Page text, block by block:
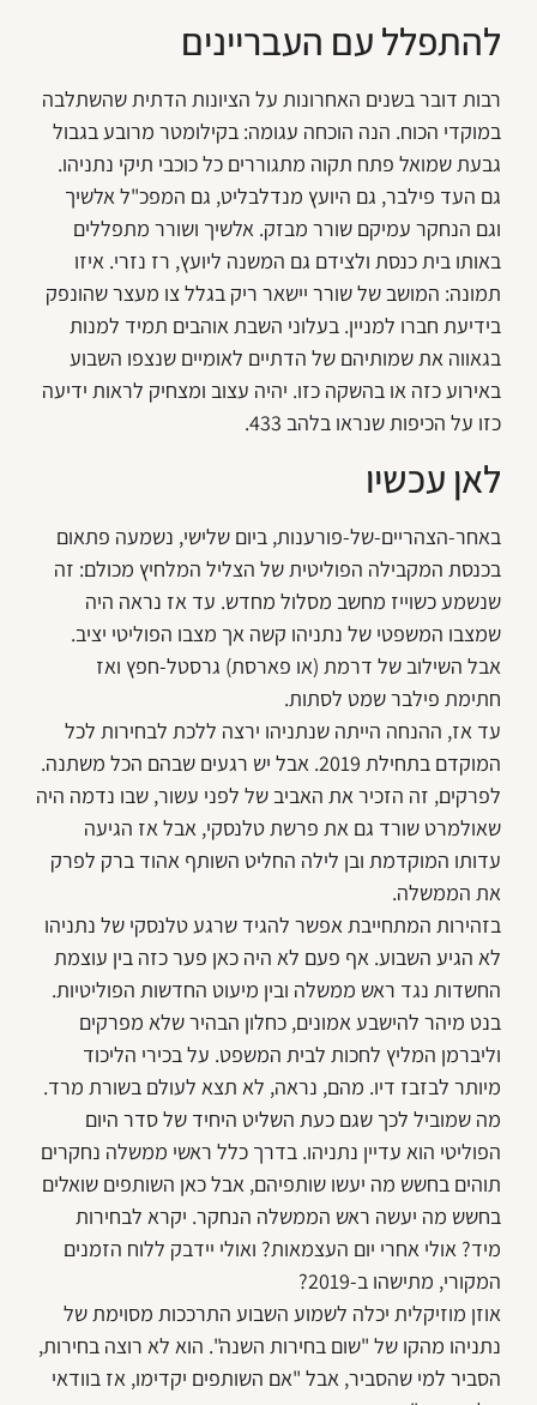
להתפלל עם העבריינים
רבות דובר בשנים האחרונות על הציונות הדתית שהשתלבה
במוקדי הכוח. הנה הוכחה עגומה: בקילומטר מרובע בגבול
גבעת שמואל פתח תקוה מתגוררים כל כוכבי תיקי נתניהו.
גם העד פילבר, גם היועץ מנדלבליט, גם המפכ"ל אלשיך
וגם הנחקר עמיקם שורר מבזק. אלשיך ושורר מתפללים
באותו בית כנסת ולצידם גם המשנה ליועץ, רז נזרי. איזו
תמונה: המושב של שורר יישאר ריק בגלל צו מעצר שהונפק
בידיעת חברו למניין. בעלוני השבת אוהבים תמיד למנות
בגאווה את שמותיהם של הדתיים לאומיים שנצפו השבוע
באירוע כזה או בהשקה כזו. יהיה עצוב ומצחיק לראות ידיעה
כזו על הכיפות שנראו בלהב 433.
לאן עכשיו
באחר-הצהריים-של-פורענות, ביום שלישי, נשמעה פתאום
בכנסת המקבילה הפוליטית של הצליל המלחיץ מכולם: זה
שנשמע כשוייז מחשב מסלול מחדש. עד אז נראה היה
שמצבו המשפטי של נתניהו קשה אך מצבו הפוליטי יציב.
אבל השילוב של דרמת (או פארסת) גרסטל-חפץ ואז
חתימת פילבר שמט לסתות.
עד אז, ההנחה הייתה שנתניהו ירצה ללכת לבחירות לכל
המוקדם בתחילת 2019. אבל יש רגעים שבהם הכל משתנה.
לפרקים, זה הזכיר את האביב של לפני עשור, שבו נדמה היה
שאולמרט שורד גם את פרשת טלנסקי, אבל אז הגיעה
עדותו המוקדמת ובן לילה החליט השותף אהוד ברק לפרק
את הממשלה.
בזהירות המתחייבת אפשר להגיד שרגע טלנסקי של נתניהו
לא הגיע השבוע. אף פעם לא היה כאן פער כזה בין עוצמת
החשדות נגד ראש ממשלה ובין מיעוט החדשות הפוליטיות.
בנט מיהר להישבע אמונים, כחלון הבהיר שלא מפרקים
וליברמן המליץ לחכות לבית המשפט. על בכירי הליכוד
מיותר לבזבז דיו. מהם, נראה, לא תצא לעולם בשורת מרד.
מה שמוביל לכך שגם כעת השליט היחיד של סדר היום
הפוליטי הוא עדיין נתניהו. בדרך כלל ראשי ממשלה נחקרים
תוהים בחשש מה יעשו שותפיהם, אבל כאן השותפים שואלים
בחשש מה יעשה ראש הממשלה הנחקר. יקרא לבחירות
מיד? אולי אחרי יום העצמאות? ואולי יידבק ללוח הזמנים
המקורי, מתישהו ב-2019?
אוזן מוזיקלית יכלה לשמוע השבוע התרככות מסוימת של
נתניהו מהקו של "שום בחירות השנה". הוא לא רוצה בחירות,
הסביר למי שהסביר, אבל "אם השותפים יקדימו, אז בוודאי